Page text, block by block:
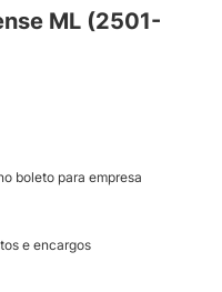
ML (2501-
boleto para empresa
e encargos